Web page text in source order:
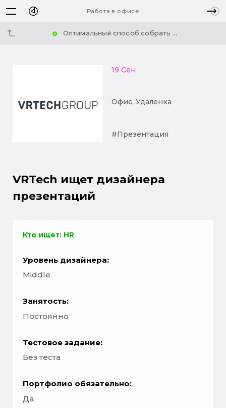
Работа в офисе
Оптимальный способ собрать ...
19 Сен
Офис, Удаленка
#Презентация
VRTech ищет дизайнера
презентаций
Кто ищет: HR
Уровень дизайнера:
Middle
Занятость:
Постоянно
Тестовое задание:
Без теста
Портфолио обязательно:
Да